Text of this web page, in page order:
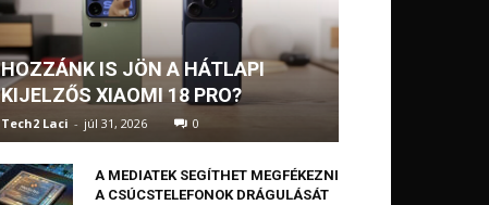
HOZZÁNK IS JÖN A HÁTLAPI
KIJELZŐS XIAOMI 18 PRO?
Tech2 Laci - júl 31, 2026 0
A MEDIATEK SEGÍTHET MEGFÉKEZNI
A CSÚCSTELEFONOK DRÁGULÁSÁT